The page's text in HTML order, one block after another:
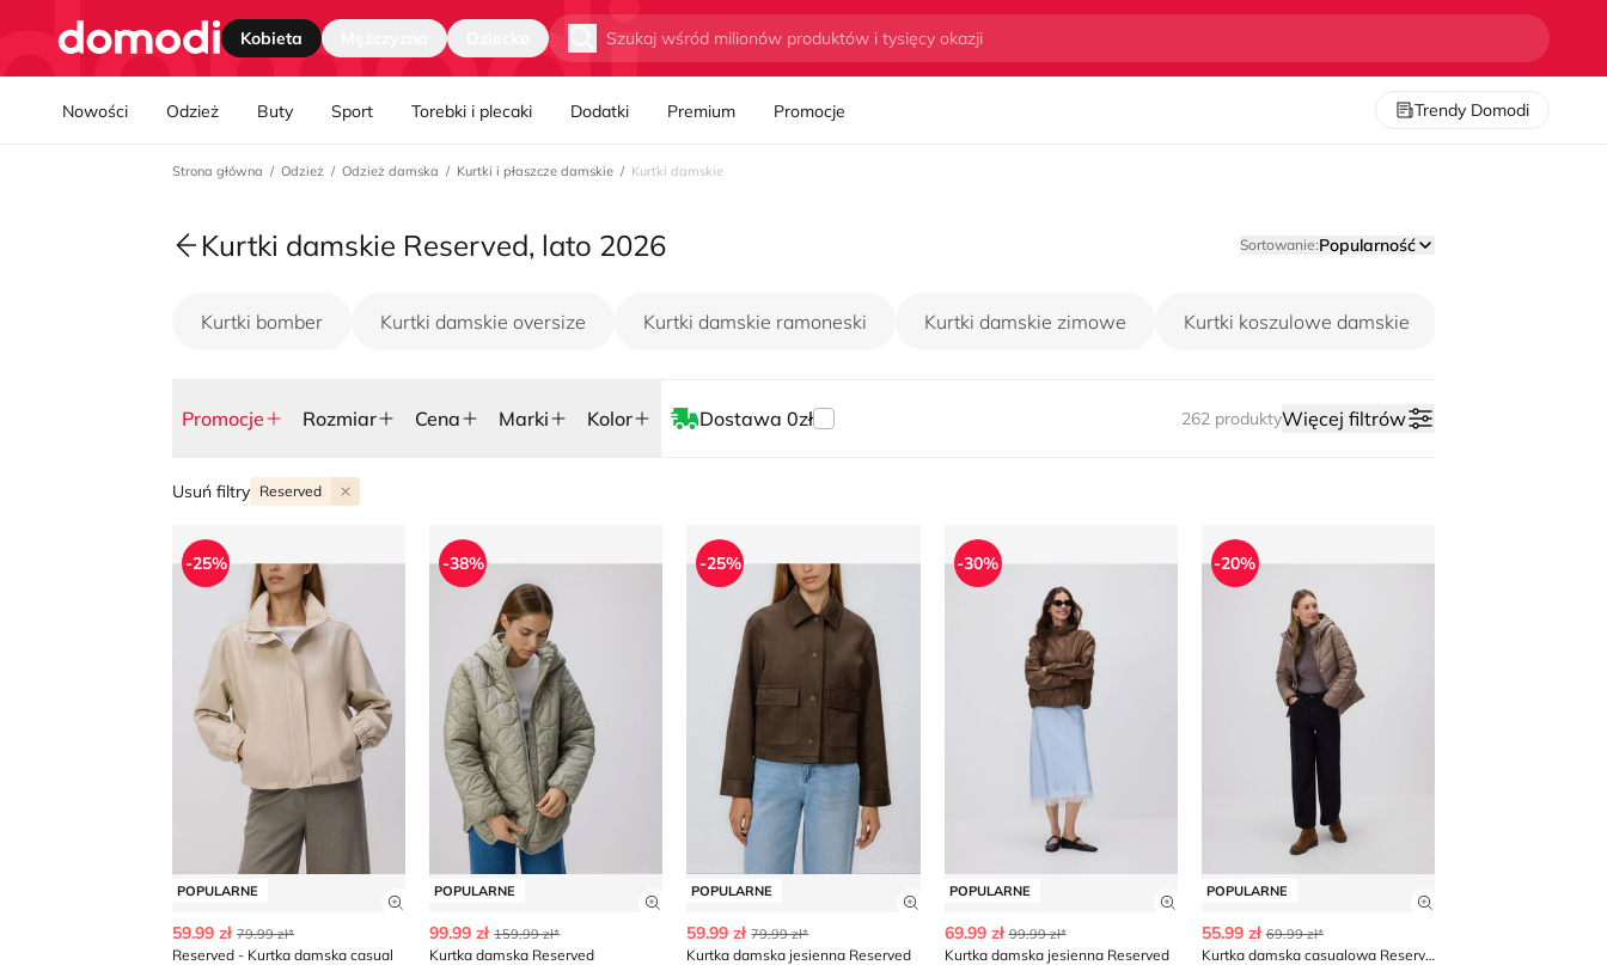
Nawgiacja kategorii
Strona główna Kobieta Wyszukaj
Nowości Odzież Buty Sport Torebki i plecaki Dodatki Premium Promocje Trendy Domodi
Strona główna Odzież Odzież damska Kurtki i płaszcze damskie Kurtki damskie
Kurtki damskie Reserved, lato 2026 Sortowanie:Popularność
Kurtki bomber Kurtki damskie oversize Kurtki damskie ramoneski Kurtki damskie zimowe Kurtki koszulowe damskie
Promocje Rozmiar Cena Marki Kolor Dostawa 0zł 262 produktyWięcej filtrów
Usuń filtry Reserved
Reserved - Kurtka damska casual
POPULARNE
-25%
Zobacz szczegóły produktu
59.99 zł 79.99 zł*
Reserved - Kurtka damska casual
Kurtka damska Reserved
POPULARNE
-38%
Zobacz szczegóły produktu
99.99 zł 159.99 zł*
Kurtka damska Reserved
Kurtka damska jesienna Reserved
POPULARNE
-25%
Zobacz szczegóły produktu
59.99 zł 79.99 zł*
Kurtka damska jesienna Reserved
Kurtka damska jesienna Reserved
POPULARNE
-30%
Zobacz szczegóły produktu
69.99 zł 99.99 zł*
Kurtka damska jesienna Reserved
Kurtka damska casualowa Reserved
POPULARNE
-20%
Zobacz szczegóły
55.99 zł 69.99 zł*
Kurtka damska casualowa Reserved